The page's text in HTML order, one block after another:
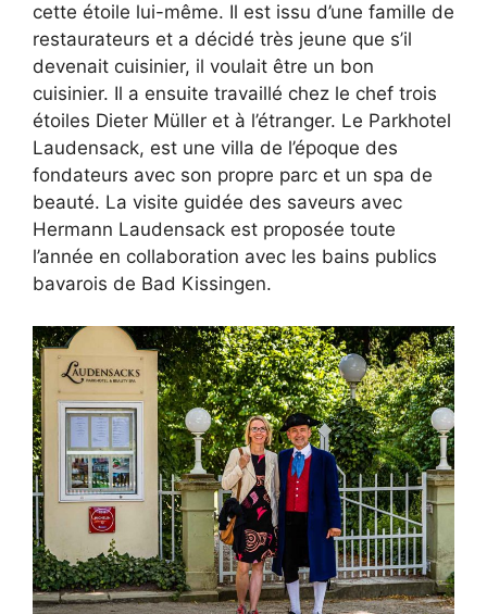
cette étoile lui-même. Il est issu d’une famille de
restaurateurs et a décidé très jeune que s’il
devenait cuisinier, il voulait être un bon
cuisinier. Il a ensuite travaillé chez le chef trois
étoiles Dieter Müller et à l’étranger. Le Parkhotel
Laudensack, est une villa de l’époque des
fondateurs avec son propre parc et un spa de
beauté. La visite guidée des saveurs avec
Hermann Laudensack est proposée toute
l’année en collaboration avec les bains publics
bavarois de Bad Kissingen.